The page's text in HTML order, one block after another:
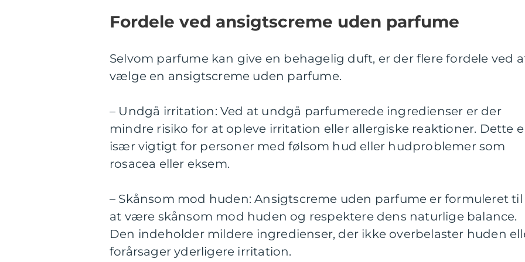
Fordele ved ansigtscreme uden parfume
Selvom parfume kan give en behagelig duft, er der flere fordele ved
vælge en ansigtscreme uden parfume.
– Undgå irritation: Ved at undgå parfumerede ingredienser er der
mindre risiko for at opleve irritation eller allergiske reaktioner. Dette
især vigtigt for personer med følsom hud eller hudproblemer som
rosacea eller eksem.
– Skånsom mod huden: Ansigtscreme uden parfume er formuleret til
at være skånsom mod huden og respektere dens naturlige balance.
Den indeholder mildere ingredienser, der ikke overbelaster huden
forårsager yderligere irritation.